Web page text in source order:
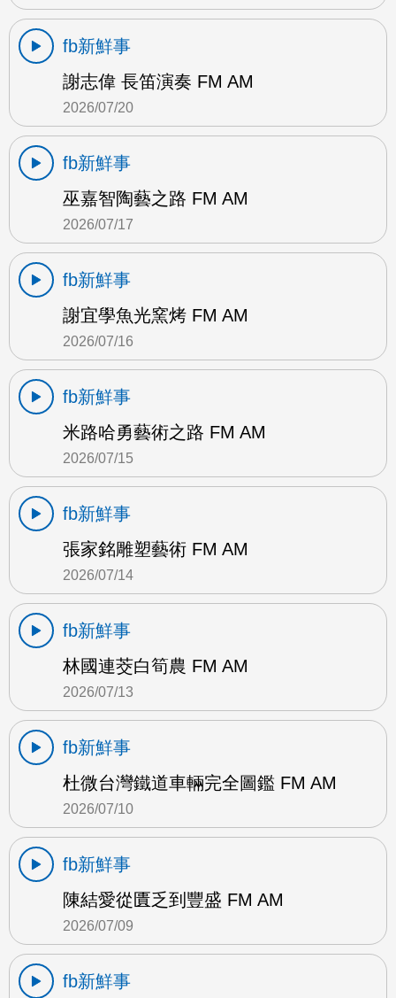
fb新鮮事
謝志偉 長笛演奏 FM AM
2026/07/20
fb新鮮事
巫嘉智陶藝之路 FM AM
2026/07/17
fb新鮮事
謝宜學魚光窯烤 FM AM
2026/07/16
fb新鮮事
米路哈勇藝術之路 FM AM
2026/07/15
fb新鮮事
張家銘雕塑藝術 FM AM
2026/07/14
fb新鮮事
林國連茭白筍農 FM AM
2026/07/13
fb新鮮事
杜微台灣鐵道車輛完全圖鑑 FM AM
2026/07/10
fb新鮮事
陳結愛從匱乏到豐盛 FM AM
2026/07/09
fb新鮮事